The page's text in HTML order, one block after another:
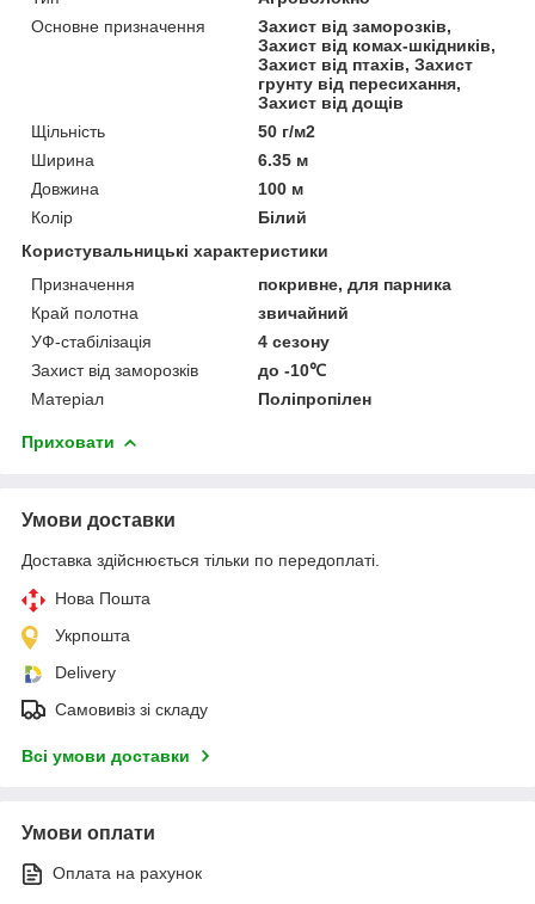
Основне призначення
Захист від заморозків,
Захист від комах-шкідників,
Захист від птахів, Захист
грунту від пересихання,
Захист від дощів
Щільність
50 г/м2
Ширина
6.35 м
Довжина
100 м
Колір
Білий
Користувальницькі характеристики
Призначення
покривне, для парника
Край полотна
звичайний
УФ-стабілізація
4 сезону
Захист від заморозків
до -10℃
Матеріал
Поліпропілен
Приховати
Умови доставки
Доставка здійснюється тільки по передоплаті.
Нова Пошта
Укрпошта
Delivery
Самовивіз зі складу
Всі умови доставки
Умови оплати
Оплата на рахунок